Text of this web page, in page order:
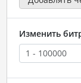
Изменить